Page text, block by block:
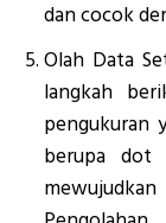
dan cocok
Olah Data
langkah
pengukuran
berupa dot